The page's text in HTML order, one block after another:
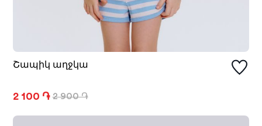
Շապիկ աղջկա
2 100 ֏ 2 900 ֏